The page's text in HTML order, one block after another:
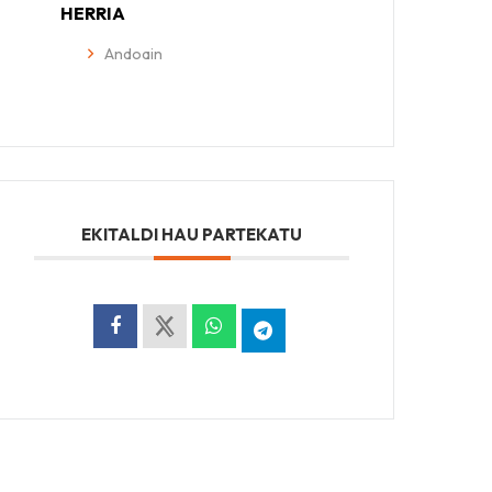
HERRIA
Andoain
EKITALDI HAU PARTEKATU